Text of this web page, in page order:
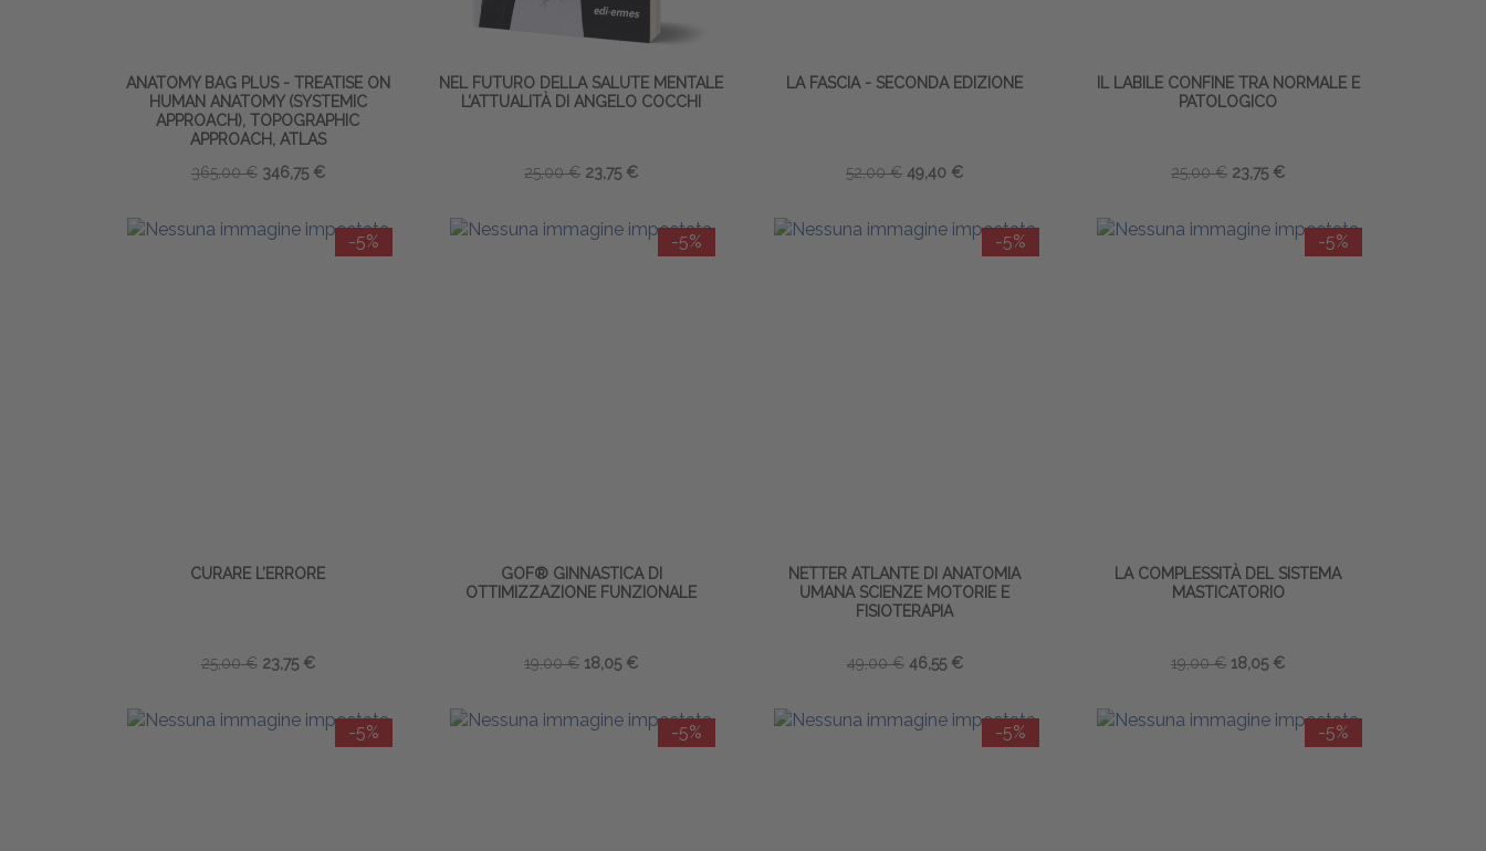
ANATOMY BAG PLUS - TREATISE ON
HUMAN ANATOMY (SYSTEMIC
APPROACH), TOPOGRAPHIC
APPROACH, ATLAS
365,00 € 346,75 €
NEL FUTURO DELLA SALUTE MENTALE
L’ATTUALITÀ DI ANGELO COCCHI
25,00 € 23,75 €
LA FASCIA - SECONDA EDIZIONE
52,00 € 49,40 €
IL LABILE CONFINE TRA NORMALE E
PATOLOGICO
25,00 € 23,75 €
-5%
CURARE L’ERRORE
25,00 € 23,75 €
-5%
GOF® GINNASTICA DI
OTTIMIZZAZIONE FUNZIONALE
19,00 € 18,05 €
-5%
NETTER ATLANTE DI ANATOMIA
UMANA SCIENZE MOTORIE E
FISIOTERAPIA
49,00 € 46,55 €
-5%
LA COMPLESSITÀ DEL SISTEMA
MASTICATORIO
19,00 € 18,05 €
-5% -5% -5% -5%